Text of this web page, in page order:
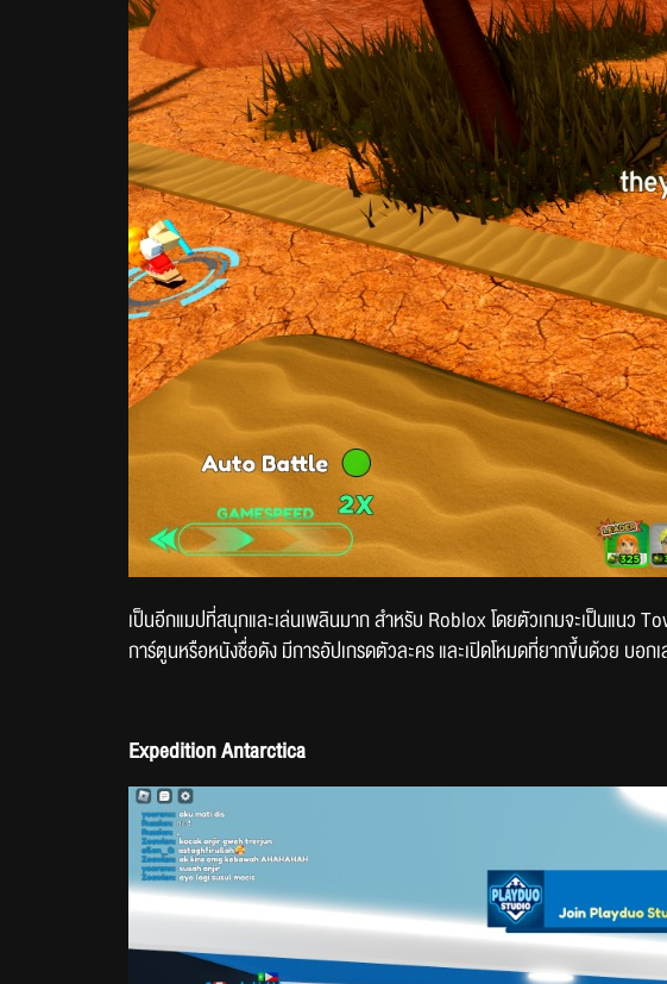
เป็นอีกแมปที่สนุกและเล่นเพลินมาก สำหรับ Roblox โดยตัวเกมจะเป็นแนว
การ์ตูนหรือหนังชื่อดัง มีการอัปเกรดตัวละคร และเปิดโหมดที่ยากขึ้นด้วย บอก
Expedition Antarctica